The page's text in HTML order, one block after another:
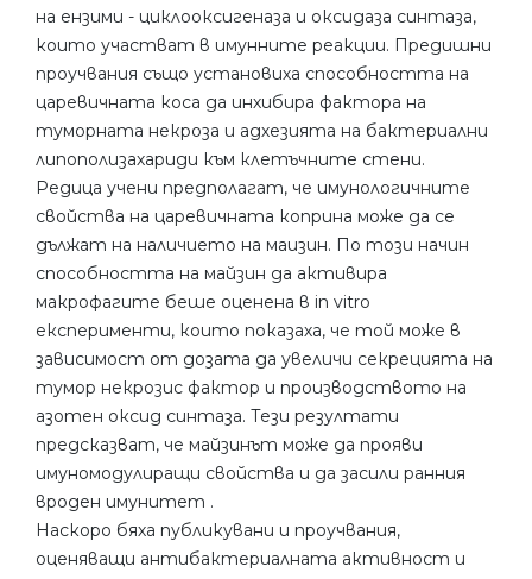
на ензими - циклооксигеназа и оксидаза синтаза,
които участват в имунните реакции. Предишни
проучвания също установиха способността на
царевичната коса да инхибира фактора на
туморната некроза и адхезията на бактериални
липополизахариди към клетъчните стени.
Редица учени предполагат, че имунологичните
свойства на царевичната коприна може да се
дължат на наличието на маизин. По този начин
способността на майзин да активира
макрофагите беше оценена в in vitro
експерименти, които показаха, че той може в
зависимост от дозата да увеличи секрецията на
тумор некрозис фактор и производството на
азотен оксид синтаза. Тези резултати
предсказват, че майзинът може да прояви
имуномодулиращи свойства и да засили ранния
вроден имунитет .
Наскоро бяха публикувани и проучвания,
оценяващи антибактериалната активност и